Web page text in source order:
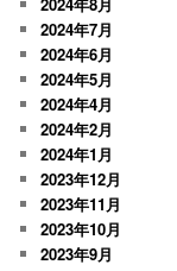
2024年7月
2024年6月
2024年5月
2024年4月
2024年2月
2024年1月
2023年12月
2023年11月
2023年10月
2023年9月